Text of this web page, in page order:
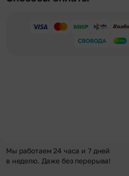
Мы работаем 24 часа и 7 дней
в неделю. Даже без перерыва!